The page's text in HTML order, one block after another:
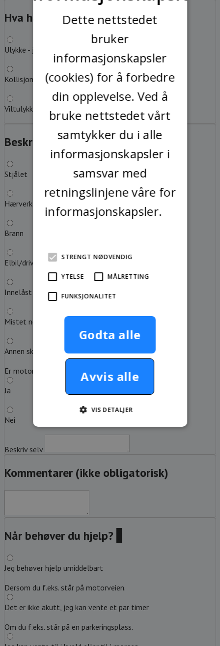
Hva har du kjørt på??
Ulykke - jeg har kjørt på løs gjenstand eller hinder
Kollisjon med annet kjøretøy
Viltulykke
Beskriv feilen?
Stjålet
Hærverk
Brann
Elbil/drivstoff tom
Innelåst nøkkel
Mistet nøkkel
Annen skadeårsak
Er motoren i gang?
Ja
Nei
Beskriv selv
Kommentarer (ikke obligatorisk)
Når behøver du hjelp?
Jeg behøver hjelp umiddelbart
Dersom du f.eks. står på motorveien.
Det er ikke akutt, jeg kan vente et par timer
Om du f.eks. står på en parkeringsplass.
Dette nettstedet
bruker
informasjonskapsler
(cookies) for å forbedre
din opplevelse. Ved å
bruke nettstedet vårt
samtykker du i alle
informasjonskapsler i
samsvar med
retningslinjene våre for
informasjonskapsler.
STRENGT NØDVENDIG
YTELSE MÅLRETTING
FUNKSJONALITET
Godta alle
Avvis alle
VIS DETALJER